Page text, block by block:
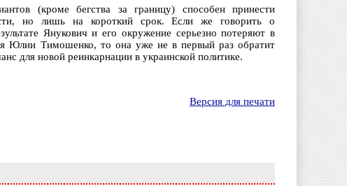
(кроме бегства за границу) способен принести
но лишь на короткий срок. Если же говорить о
Янукович и его окружение серьезно потеряют в
Юлии Тимошенко, то она уже не в первый раз обратит
для новой реинкарнации в украинской политике.
Версия для печати